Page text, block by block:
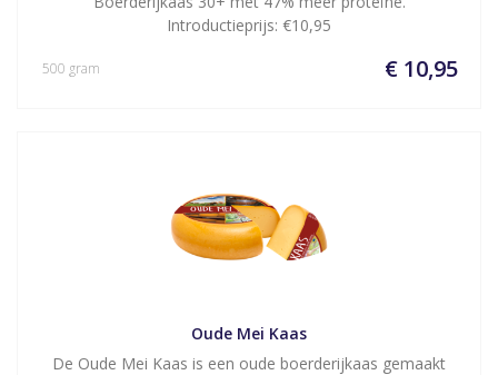
Introductieprijs: €10,95
€ 10,95
500 gram
Oude Mei Kaas
De Oude Mei Kaas is een oude boerderijkaas gemaakt